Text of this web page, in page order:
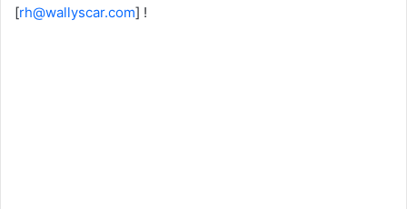
[rh@wallyscar.com] !